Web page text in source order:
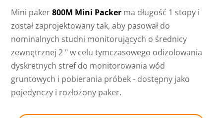
Mini paker800M Mini Packer ma długość 1 stopy i
został zaprojektowany tak, aby pasował do
nominalnych studni monitorujących o średnicy
zewnętrznej 2 " w celu tymczasowego odizolowania
dyskretnych stref do monitorowania wód
gruntowych i pobierania próbek - dostępny jako
pojedynczy i rozłożony paker.